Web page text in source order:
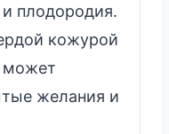
плодородия.
кожурой
может
желания и